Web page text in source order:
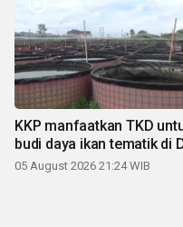
KKP manfaatkan TKD
budi daya ikan tematik di
05 August 2026 21:24 WIB